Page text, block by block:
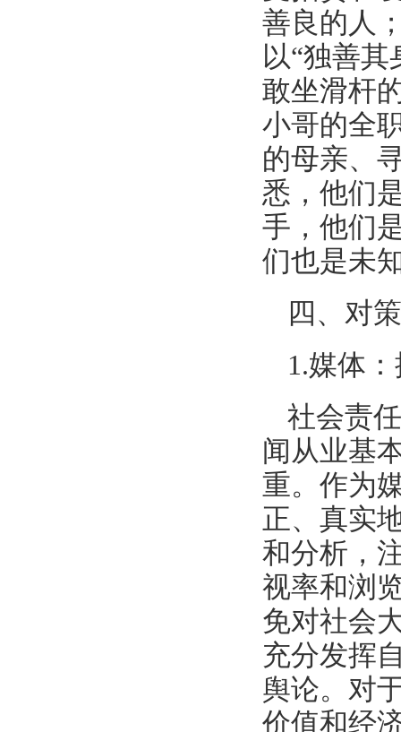
善良的人
以“独善
敢坐滑杆
小哥的全
的母亲、
悉，他们
手，他们
们也是未
四、对
1.媒体
社会责
闻从业基
重。作为
正、真实
和分析，
视率和浏
免对社会
充分发挥
舆论。对
价值和经